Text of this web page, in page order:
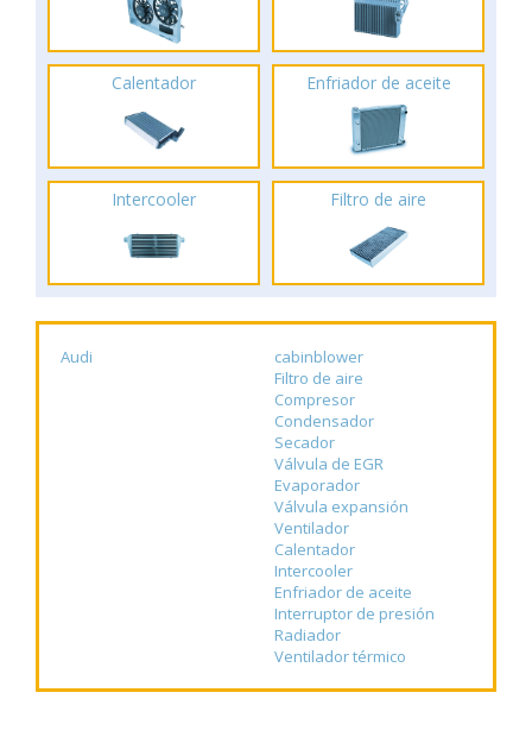
Calentador Enfriador de aceite
Intercooler Filtro de aire
Audi
cabinblower
Filtro de aire
Compresor
Condensador
Secador
Válvula de EGR
Evaporador
Válvula expansión
Ventilador
Calentador
Intercooler
Enfriador de aceite
Interruptor de presión
Radiador
Ventilador térmico